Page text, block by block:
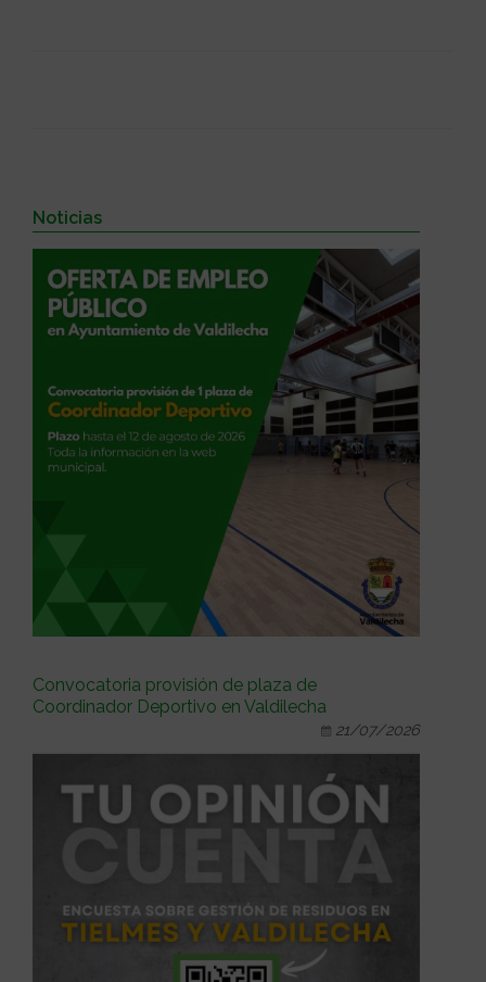
Noticias
Convocatoria provisión de plaza de
Coordinador Deportivo en Valdilecha
21/07/2026